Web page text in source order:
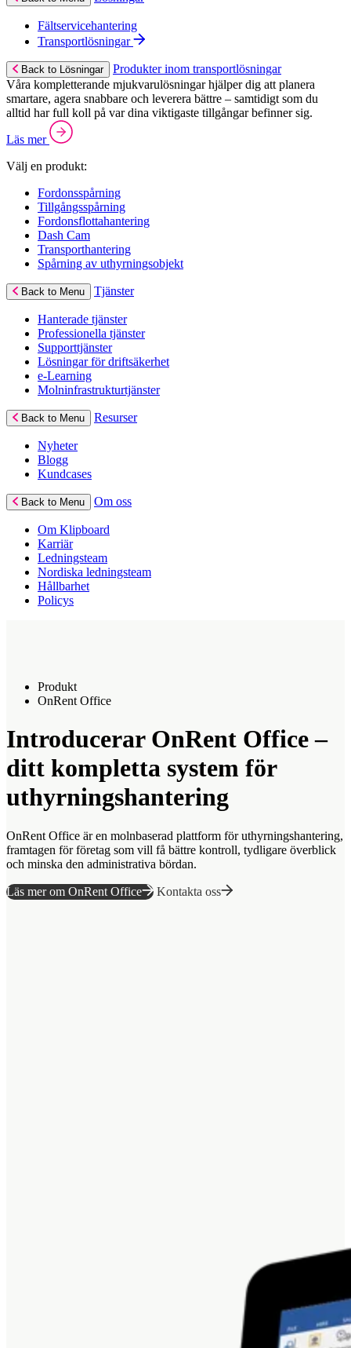
Fältservicehantering
Transportlösningar
Back to Lösningar
Produkter inom transportlösningar
Våra kompletterande mjukvarulösningar hjälper dig att planera
smartare, agera snabbare och leverera bättre – samtidigt som du
alltid har full koll på var dina viktigaste tillgångar befinner sig.
Läs mer
Välj en produkt:
Fordonsspårning
Tillgångsspårning
Fordonsflottahantering
Dash Cam
Transporthantering
Spårning av uthyrningsobjekt
Back to Menu Tjänster
Hanterade tjänster
Professionella tjänster
Supporttjänster
Lösningar för driftsäkerhet
e-Learning
Molninfrastrukturtjänster
Back to Menu Resurser
Nyheter
Blogg
Kundcases
Back to Menu Om oss
Om Klipboard
Karriär
Ledningsteam
Nordiska ledningsteam
Hållbarhet
Policys
Produkt
OnRent Office
Introducerar OnRent Office –
ditt kompletta system för
uthyrningshantering
OnRent Office är en molnbaserad plattform för uthyrningshantering,
framtagen för företag som vill få bättre kontroll, tydligare överblick
och minska den administrativa bördan.
Läs mer om OnRent Office Kontakta oss